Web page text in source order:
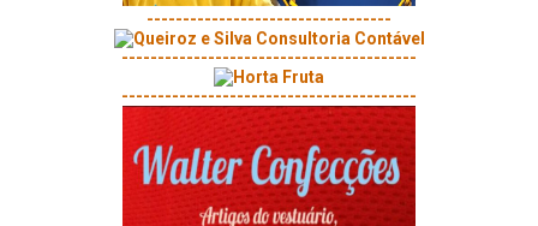
----------------------------------
-----------------------------------------
-----------------------------------------